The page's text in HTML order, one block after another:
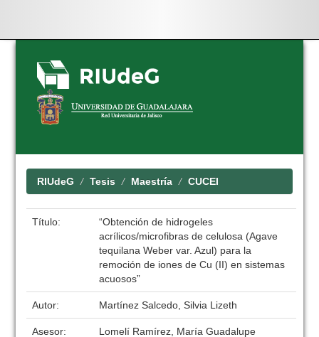
Skip
navigation
RIUdeG Tesis Maestría CUCEI
Título:
“Obtención de hidrogeles
acrílicos/microfibras de celulosa (Agave
tequilana Weber var. Azul) para la
remoción de iones de Cu (II) en sistemas
acuosos”
Autor: Martínez Salcedo, Silvia Lizeth
Asesor:
Lomelí Ramírez, María Guadalupe